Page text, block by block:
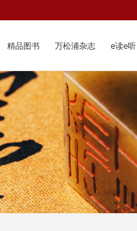
精品图书 万松浦杂志 e读e听